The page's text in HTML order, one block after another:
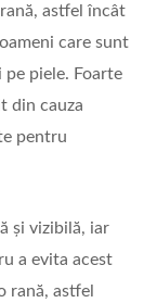
astfel încât
care sunt
piele. Foarte
din cauza
pentru
și vizibilă, iar
a evita acest
rană, astfel